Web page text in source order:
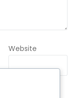
Website